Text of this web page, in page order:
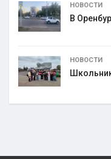
НОВОСТИ
В
НОВОСТИ